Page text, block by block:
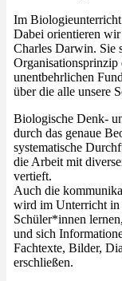
Im Biologieunterricht
Dabei orientieren
Charles Darwin. Sie
unentbehrlichen
über die alle unsere
Biologische Denk-
durch das genaue
systematische
die Arbeit mit
vertieft.
Auch die
wird im Unterricht in
Schüler*innen
und sich
Fachtexte, Bilder,
erschließen.